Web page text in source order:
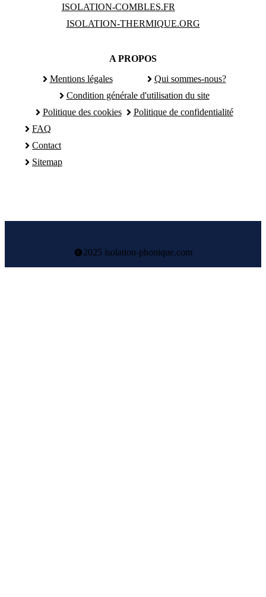
ISOLATION-COMBLES.FR
ISOLATION-THERMIQUE.ORG
A PROPOS
Mentions légales
Qui sommes-nous?
Condition générale d'utilisation du site
Politique des cookies
Politique de confidentialité
FAQ
Contact
Sitemap
2025 isolation-phonique.com